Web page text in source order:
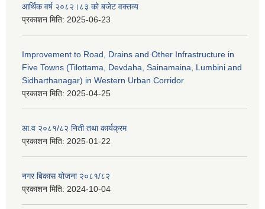
आर्थिक वर्ष २०८२।८३ को बजेट वक्तव्य
प्रकाशन मिति: 2025-06-23
Improvement to Road, Drains and Other Infrastructure in
Five Towns (Tilottama, Devdaha, Sainamaina, Lumbini and
Sidharthanagar) in Western Urban Corridor
प्रकाशन मिति: 2025-04-25
आ.व २०८१/८२ निती तथा कार्यक्रम
प्रकाशन मिति: 2025-01-22
नगर बिकास योजना २०८१/८२
प्रकाशन मिति: 2024-10-04